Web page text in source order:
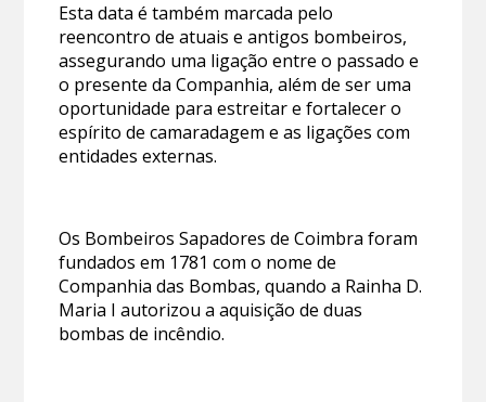
Esta data é também marcada pelo
reencontro de atuais e antigos bombeiros,
assegurando uma ligação entre o passado e
o presente da Companhia, além de ser uma
oportunidade para estreitar e fortalecer o
espírito de camaradagem e as ligações com
entidades externas.
Os Bombeiros Sapadores de Coimbra foram
fundados em 1781 com o nome de
Companhia das Bombas, quando a Rainha D.
Maria I autorizou a aquisição de duas
bombas de incêndio.